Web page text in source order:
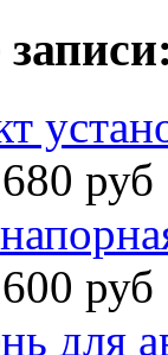
руб
руб
для